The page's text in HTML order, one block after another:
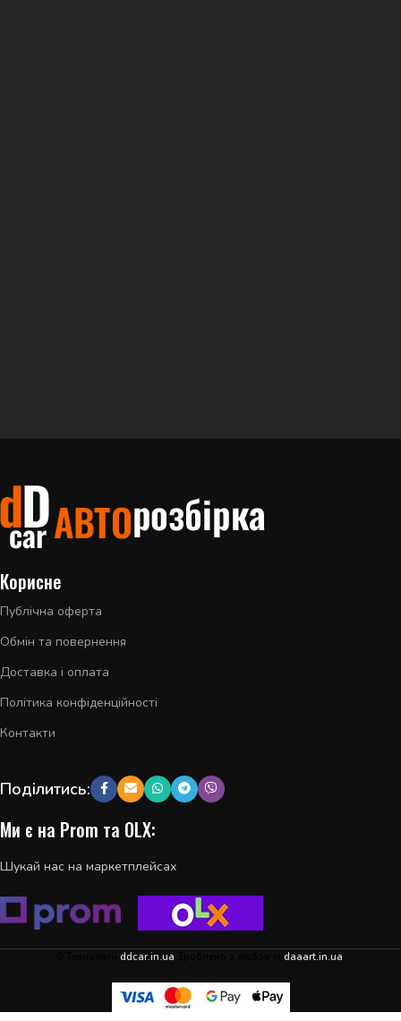
Корисне
Публічна оферта
Обмін та повернення
Доставка і оплата
Політика конфіденційності
Контакти
Поділитись:
Ми є на Prom та OLX:
Шукай нас на маркетплейсах
ddcar.in.ua daaart.in.ua
Накладка